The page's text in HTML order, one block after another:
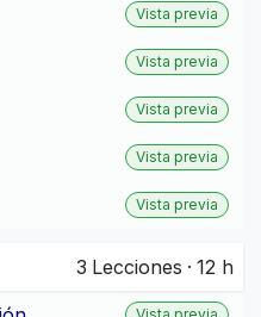
Vista previa
Vista previa
Vista previa
Vista previa
Vista previa
3 Lecciones · 12 h